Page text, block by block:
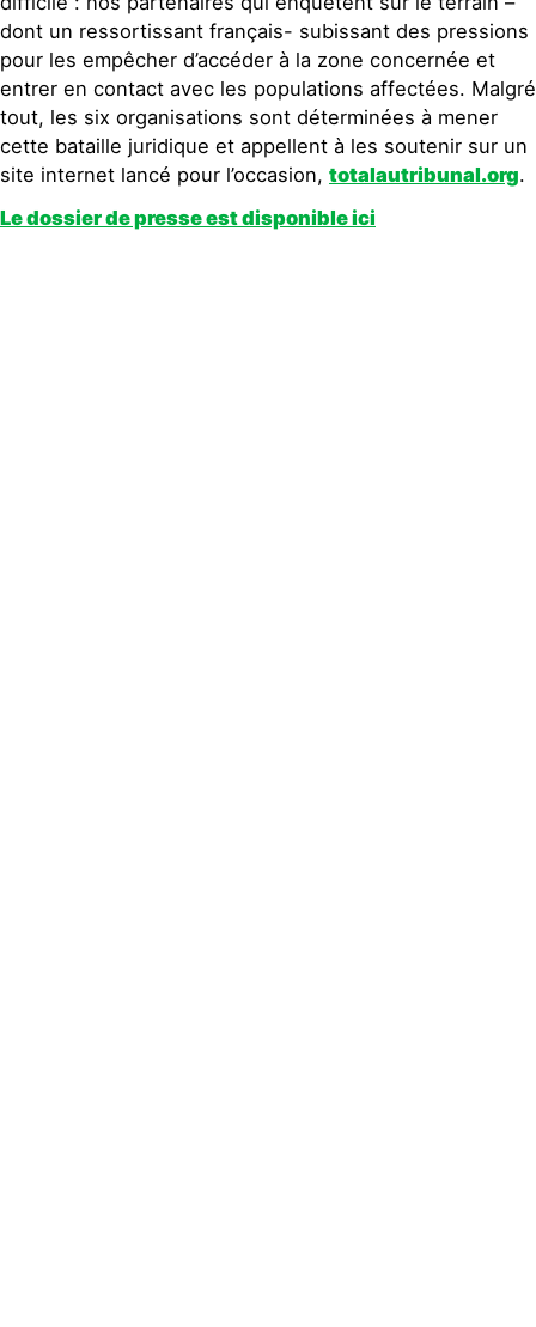
dont un ressortissant français- subissant des pressions
pour les empêcher d’accéder à la zone concernée et
entrer en contact avec les populations affectées. Malgré
tout, les six organisations sont déterminées à mener
cette bataille juridique et appellent à les soutenir sur un
site internet lancé pour l’occasion, totalautribunal.org.
Le dossier de presse est disponible ici